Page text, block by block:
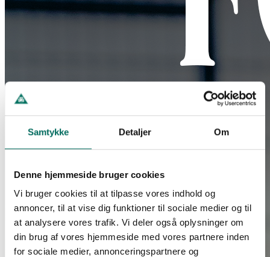
Samtykke Detaljer Om
Denne hjemmeside bruger cookies
Vi bruger cookies til at tilpasse vores indhold og
annoncer, til at vise dig funktioner til sociale medier og til
at analysere vores trafik. Vi deler også oplysninger om
din brug af vores hjemmeside med vores partnere inden
for sociale medier, annonceringspartnere og